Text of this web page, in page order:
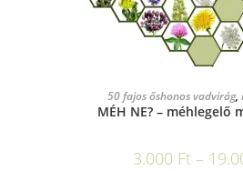
OPCIÓK
50 fajos őshonos vadvirág,
MÉH NE? – méhlegelő
3.000 Ft –